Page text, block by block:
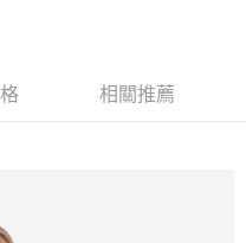
相關推薦